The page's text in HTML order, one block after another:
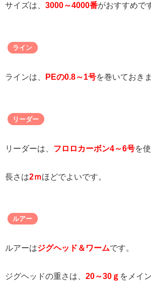
サイズは、 3000～4000番がおすすめで
ライン
ラインは、 PEの0.8～1号を巻いておき
リーダー
リーダーは、 フロロカーボン4～6号を
長さは2ｍほどでよいです。
ルアー
ルアーはジグヘッド＆ワームです。
ジグヘッドの重さは、 20～30ｇ をメイ